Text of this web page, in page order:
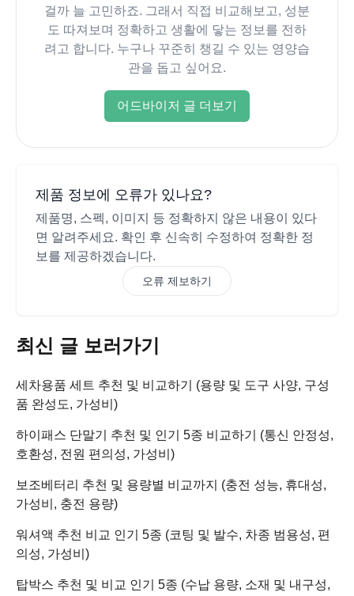
걸까 늘 고민하죠. 그래서 직접 비교해보고, 성분
도 따져보며 정확하고 생활에 닿는 정보를 전하
려고 합니다. 누구나 꾸준히 챙길 수 있는 영양습
관을 돕고 싶어요.
어드바이저 글 더보기
제품 정보에 오류가 있나요?
제품명, 스펙, 이미지 등 정확하지 않은 내용이 있다
면 알려주세요. 확인 후 신속히 수정하여 정확한 정
보를 제공하겠습니다.
오류 제보하기
최신 글 보러가기
세차용품 세트 추천 및 비교하기 (용량 및 도구 사양, 구성
품 완성도, 가성비)
하이패스 단말기 추천 및 인기 5종 비교하기 (통신 안정성,
호환성, 전원 편의성, 가성비)
보조베터리 추천 및 용량별 비교까지 (충전 성능, 휴대성,
가성비, 충전 용량)
워셔액 추천 비교 인기 5종 (코팅 및 발수, 차종 범용성, 편
의성, 가성비)
탑박스 추천 및 비교 인기 5종 (수납 용량, 소재 및 내구성,